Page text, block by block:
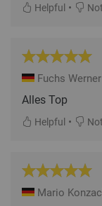
Helpful •
Fuchs Werner
Alles Top
Helpful •
Mario